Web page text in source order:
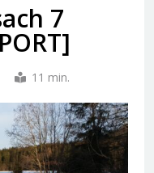
7
11 min.